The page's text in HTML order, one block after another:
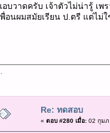
อบวาดครับ เจ้าตัวไม่น่ารู้ เพ
พื่อนผมสมัยเรียน ป.ตรี แต่ไม่ใ
Re: ทดสอบ
« ตอบ #280 เมื่อ:02 กุมภ